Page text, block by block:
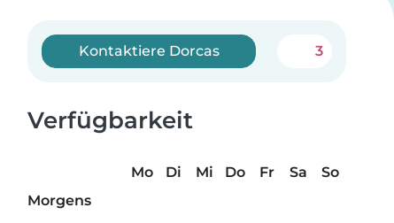
Kontaktiere Dorcas 3
Verfügbarkeit
Mo Di Mi Do Fr Sa
So
Morgens